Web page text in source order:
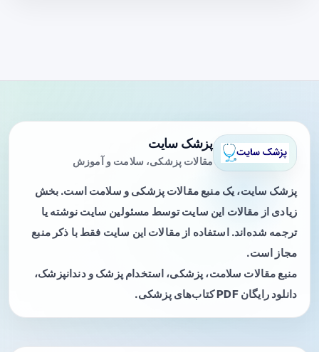
پزشک سایت
مقالات پزشکی، سلامت و آموزش
پزشک سایت، یک منبع مقالات پزشکی و سلامت است. بخش
زیادی از مقالات این سایت توسط مسئولین سایت نوشته یا
ترجمه شده‌اند. استفاده از مقالات این سایت فقط با ذکر منبع
مجاز است.
منبع مقالات سلامت، پزشکی، استخدام پزشک و دندانپزشک،
دانلود رایگان PDF کتاب‌های پزشکی.